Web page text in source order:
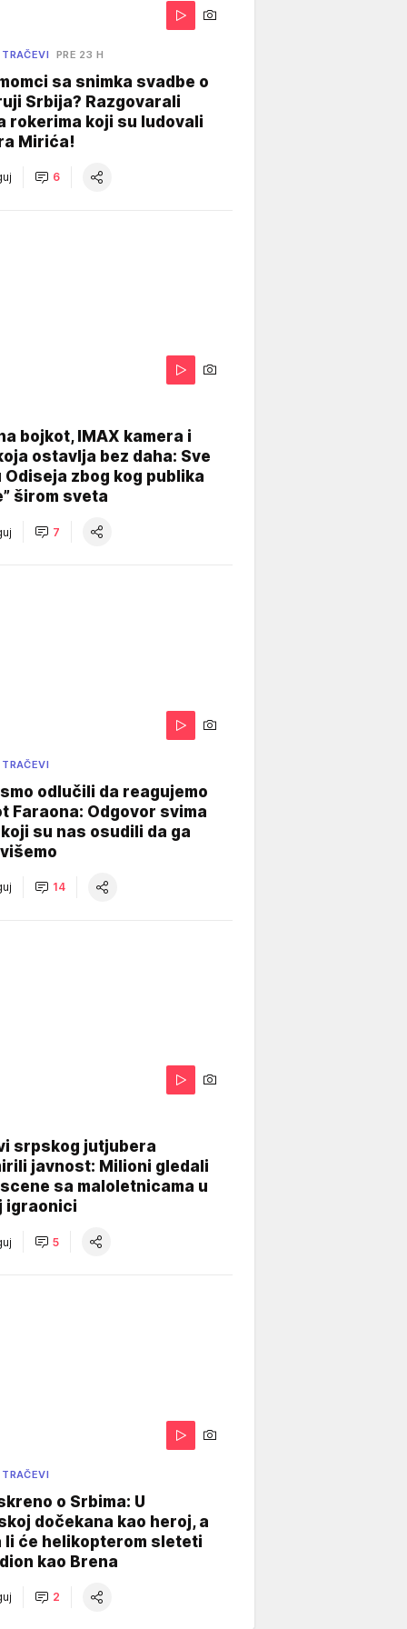
PRE 23 H
sa snimka svadbe o
Srbija? Razgovarali
rokerima koji su ludovali
Mirića!
6
bojkot, IMAX kamera i
ostavlja bez daha: Sve
Odiseja zbog kog publika
širom sveta
7
odlučili da reagujemo
Faraona: Odgovor svima
su nas osudili da ga
14
srpskog jutjubera
javnost: Milioni gledali
sa maloletnicama u
igraonici
5
o Srbima: U
dočekana kao heroj, a
li će helikopterom sleteti
kao Brena
2